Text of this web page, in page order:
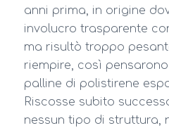
anni prima, in origine
involucro trasparente
ma risultò troppo
riempire, così
palline di polistirene
Riscosse subito
nessun tipo di struttura,